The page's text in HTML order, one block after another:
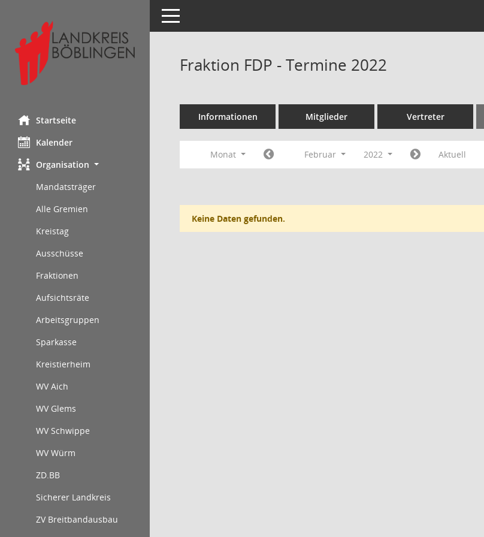
Startseite
Kalender
Organisation
Mandatsträger
Alle Gremien
Kreistag
Ausschüsse
Fraktionen
Aufsichtsräte
Arbeitsgruppen
Sparkasse
Kreistierheim
WV Aich
WV Glems
WV Schwippe
WV Würm
ZD.BB
Sicherer Landkreis
ZV Breitbandausbau
Toggle navigation
Fraktion FDP - Termine 2022
Informationen Mitglieder Vertreter
Monat Februar 2022 Aktuell
Keine Daten gefunden.